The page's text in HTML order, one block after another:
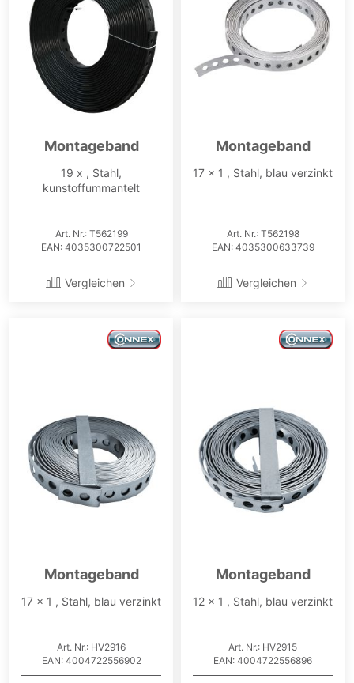
Montageband
19 x , Stahl,
kunstoffummantelt
Art. Nr.: T562199
EAN: 4035300722501
Vergleichen
Montageband
17 x 1 , Stahl, blau verzinkt
Art. Nr.: T562198
EAN: 4035300633739
Vergleichen
Montageband
17 x 1 , Stahl, blau verzinkt
Art. Nr.: HV2916
EAN: 4004722556902
Montageband
12 x 1 , Stahl, blau verzinkt
Art. Nr.: HV2915
EAN: 4004722556896